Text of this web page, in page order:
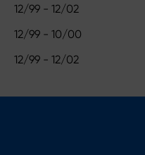
12/99 - 12/02
12/99 - 10/00
12/99 - 12/02